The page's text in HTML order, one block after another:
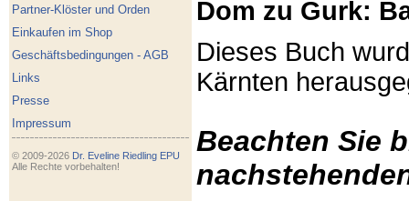
Partner-Klöster und Orden
Einkaufen im Shop
Geschäftsbedingungen - AGB
Links
Presse
Impressum
© 2009-2026 Dr. Eveline Riedling EPU
Alle Rechte vorbehalten!
Dom zu Gurk:
Dieses Buch
Kärnten
Beachten Sie